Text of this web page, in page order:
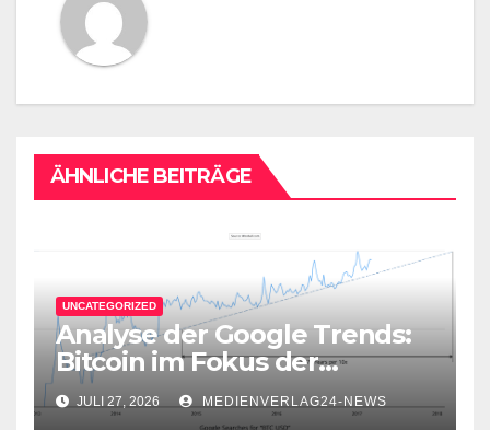
ÄHNLICHE BEITRÄGE
UNCATEGORIZED
Analyse der Google Trends:
Bitcoin im Fokus der
Aufmerksamkeit
JULI 27, 2026 MEDIENVERLAG24-NEWS